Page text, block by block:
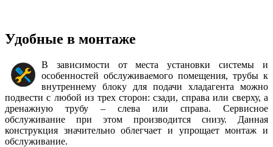
Удобные в монтаже
В зависимости от места установки системы и
особенностей обслуживаемого помещения, трубы к
внутреннему блоку для подачи хладагента можно
подвести с любой из трех сторон: сзади, справа или сверху, а
дренажную трубу – слева или справа. Сервисное
обслуживание при этом производится снизу. Данная
конструкция значительно облегчает и упрощает монтаж и
обслуживание.